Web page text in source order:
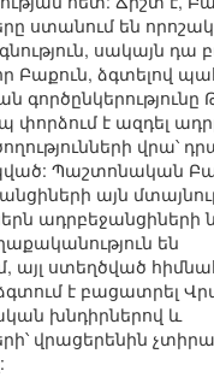
ստանում են
սակայն դա
Բաքուն, ձգտելով
փորձում է ազդել
վրա՝
Պաշտոնական
այն
են
այլ ստեղծված
է բացատրել
խնդիրներով և
վրացերենին